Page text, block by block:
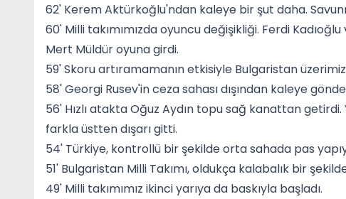
62' Kerem Aktürkoğlu'ndan kaleye bir şut daha.
60' Milli takımımızda oyuncu değişikliği. Ferdi
Mert Müldür oyuna girdi.
59' Skoru artıramamanın etkisiyle Bulgaristan
58' Georgi Rusev'in ceza sahası dışından kaleye
56' Hızlı atakta Oğuz Aydın topu sağ kanattan
farkla üstten dışarı gitti.
54' Türkiye, kontrollü bir şekilde orta sahada pas
51' Bulgaristan Milli Takımı, oldukça kalabalık bir
49' Milli takımımız ikinci yarıya da baskıyla başladı.